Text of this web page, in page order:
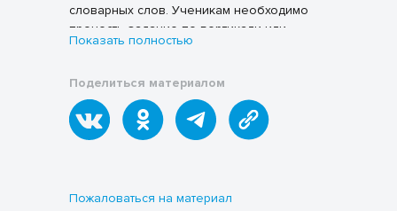
словарных слов. Ученикам необходимо
прочесть задание по вертикали или
горизонтали и вписать слово в
Показать полностью
Поделиться материалом
Пожаловаться на материал